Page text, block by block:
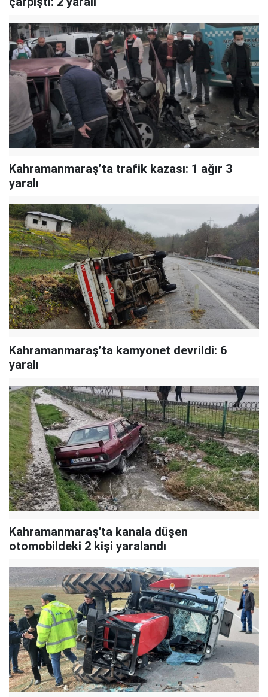
Kahramanmaraş’ta trafik kazası: 1 ağır 3
yaralı
Kahramanmaraş’ta kamyonet devrildi: 6
yaralı
Kahramanmaraş'ta kanala düşen
otomobildeki 2 kişi yaralandı